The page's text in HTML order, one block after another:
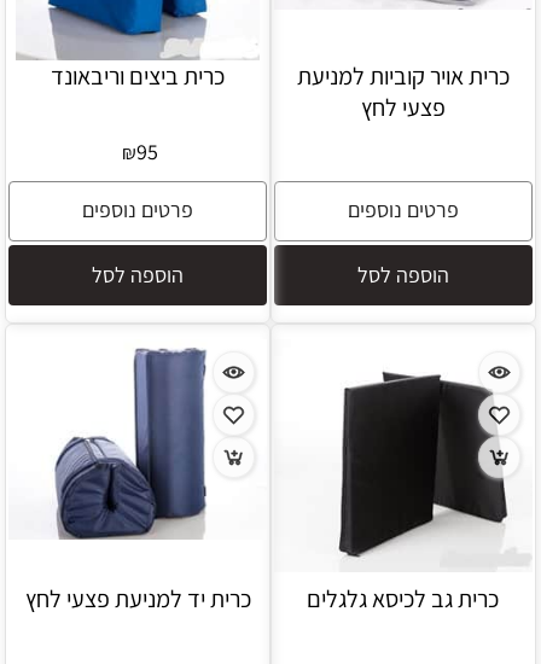
כרית אויר קוביות למניעת
פצעי לחץ
פרטים נוספים
הוספה לסל
כרית ביצים וריבאונד
₪95
פרטים נוספים
הוספה לסל
כרית גב לכיסא גלגלים כרית יד למניעת פצעי לחץ